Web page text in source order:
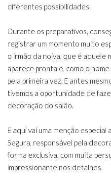
diferentes possibilidades.
Durante os preparativos,
registrar um momento muito
o irmão da noiva, que é aquele
aparece pronta e, como o
pela primeira vez. E antes
tivemos a oportunidade de
decoração do salão.
E aqui vai uma menção
Segura, responsável pela
forma exclusiva, com muita
impressionante nos detalhes.